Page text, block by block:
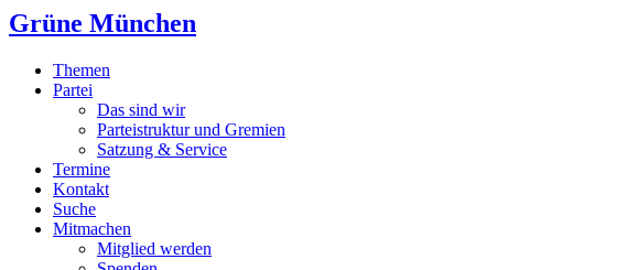
Grüne München
Themen
Partei
Das sind wir
Parteistruktur und Gremien
Satzung & Service
Termine
Kontakt
Suche
Mitmachen
Mitglied werden